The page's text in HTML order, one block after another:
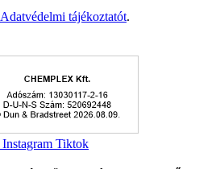
Adatvédelmi tájékoztatót.
Instagram Tiktok